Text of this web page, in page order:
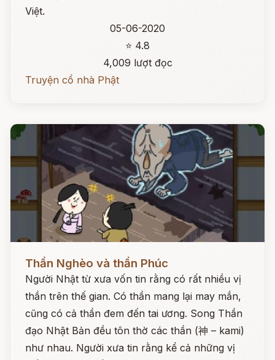
Việt.
05-06-2020
⭐ 4.8
4,009 lượt đọc
Truyện cổ nhà Phật
Đọc ngay
Thần Nghèo và thần Phúc
Người Nhật từ xưa vốn tin rằng có rất nhiều vị
thần trên thế gian. Có thần mang lại may mắn,
cũng có cả thần đem đến tai ương. Song Thần
đạo Nhật Bản đều tôn thờ các thần (神 – kami)
như nhau. Người xưa tin rằng kể cả những vị